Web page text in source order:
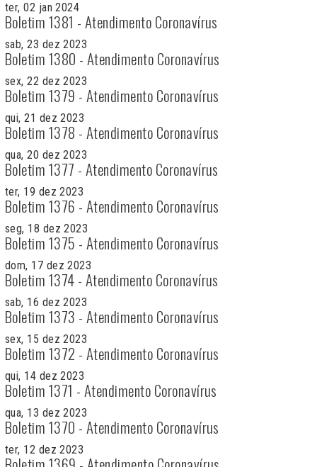
ter, 02 jan 2024
Boletim 1381 - Atendimento Coronavírus
sab, 23 dez 2023
Boletim 1380 - Atendimento Coronavírus
sex, 22 dez 2023
Boletim 1379 - Atendimento Coronavírus
qui, 21 dez 2023
Boletim 1378 - Atendimento Coronavírus
qua, 20 dez 2023
Boletim 1377 - Atendimento Coronavírus
ter, 19 dez 2023
Boletim 1376 - Atendimento Coronavírus
seg, 18 dez 2023
Boletim 1375 - Atendimento Coronavírus
dom, 17 dez 2023
Boletim 1374 - Atendimento Coronavírus
sab, 16 dez 2023
Boletim 1373 - Atendimento Coronavírus
sex, 15 dez 2023
Boletim 1372 - Atendimento Coronavírus
qui, 14 dez 2023
Boletim 1371 - Atendimento Coronavírus
qua, 13 dez 2023
Boletim 1370 - Atendimento Coronavírus
ter, 12 dez 2023